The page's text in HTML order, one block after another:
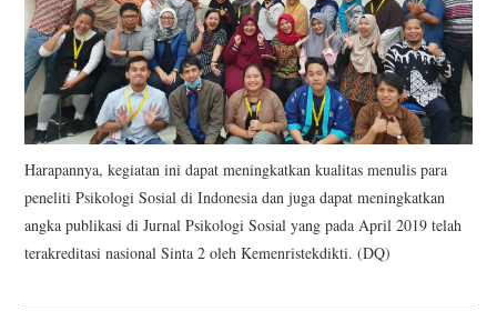
Harapannya, kegiatan ini dapat meningkatkan kualitas menulis para
peneliti Psikologi Sosial di Indonesia dan juga dapat meningkatkan
angka publikasi di Jurnal Psikologi Sosial yang pada April 2019 telah
terakreditasi nasional Sinta 2 oleh Kemenristekdikti. (DQ)